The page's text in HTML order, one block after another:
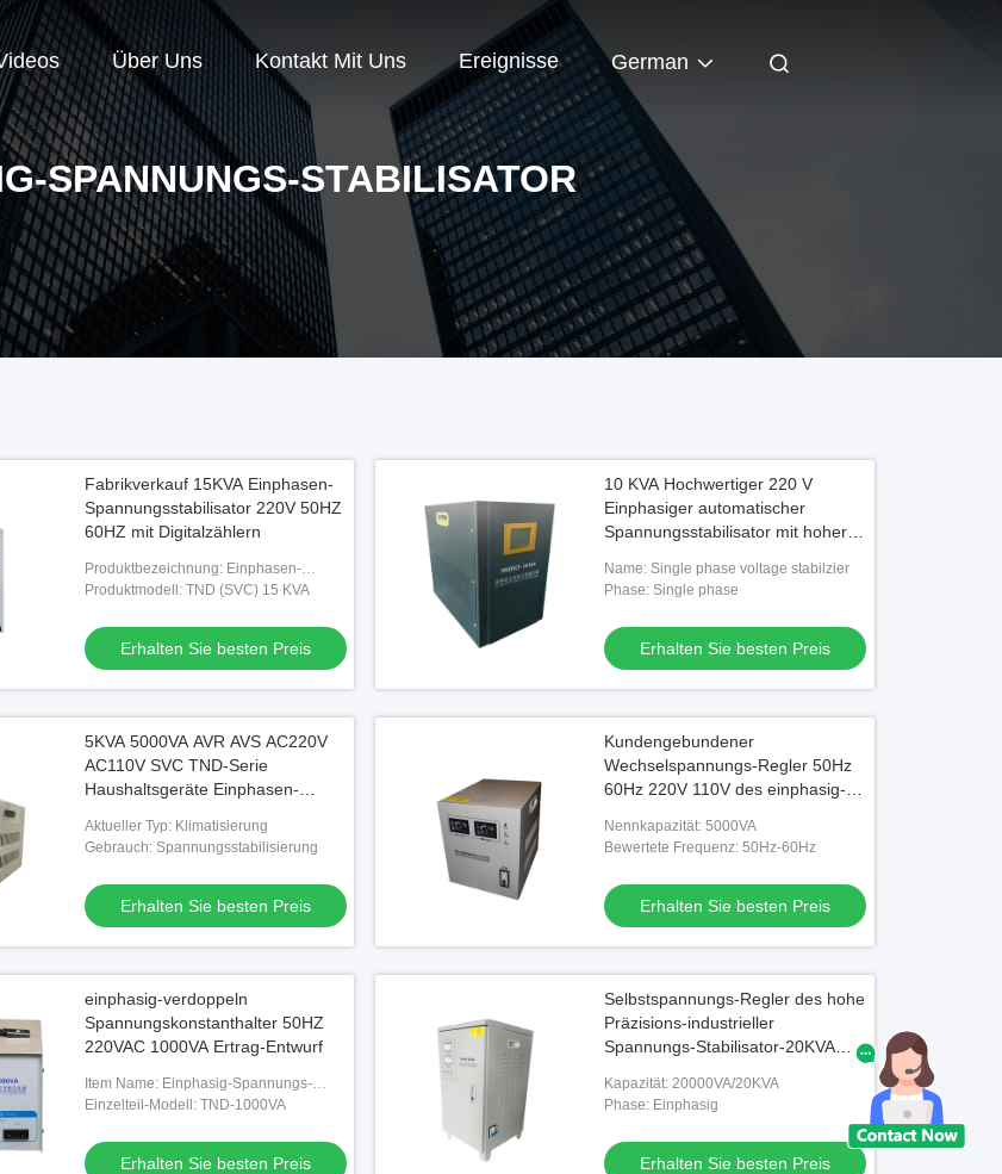
Über Uns Kontakt Mit Uns Ereignisse German
SPANNUNGS-STABILISATOR
Fabrikverkauf 15KVA Einphasen-
Spannungsstabilisator 220V 50HZ
60HZ mit Digitalzählern
Produktbezeichnung: Einphasen-
Spannungsstabilisator
Produktmodell: TND (SVC) 15 KVA
Erhalten Sie besten Preis
10 KVA Hochwertiger 220 V
Einphasiger automatischer
Spannungsstabilisator mit hoher
Name: Single phase voltage stabilzier
Phase: Single phase
Erhalten Sie besten Preis
5KVA 5000VA AVR AVS AC220V
AC110V SVC TND-Serie
Haushaltsgeräte Einphasen-
Aktueller Typ: Klimatisierung
Gebrauch: Spannungsstabilisierung
Erhalten Sie besten Preis
Kundengebundener
Wechselspannungs-Regler 50Hz
60Hz 220V 110V des einphasig-
Nennkapazität: 5000VA
Bewertete Frequenz: 50Hz-60Hz
Erhalten Sie besten Preis
einphasig-verdoppeln
Spannungskonstanthalter 50HZ
220VAC 1000VA Ertrag-Entwurf
Item Name: Einphasig-Spannungs-
Stabilisator
Einzelteil-Modell: TND-1000VA
Erhalten Sie besten Preis
Selbstspannungs-Regler des hohe
Präzisions-industrieller
Spannungs-Stabilisator-20KVA
Kapazität: 20000VA/20KVA
Phase: Einphasig
Erhalten Sie besten Preis